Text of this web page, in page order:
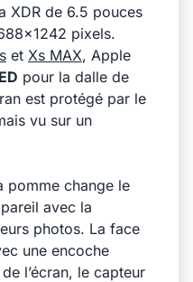
XDR de 6.5 pouces
pixels.
et Xs MAX, Apple
pour la dalle de
est protégé par le
vu sur un
pomme change le
avec la
photos. La face
une encoche
l’écran, le capteur